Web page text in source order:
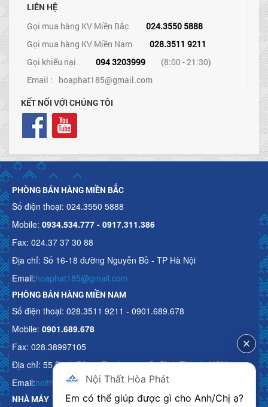
LIÊN HỆ
Gọi mua hàng KV Miền Bắc
024.3550 5888
Gọi mua hàng KV Miền Nam
028.3511 9211
Gọi khiếu nại
094 3203999
(8:00 - 21:30)
Email : hoaphat185@gmail.com
KẾT NỐI VỚI CHÚNG TÔI
PHÒNG BÁN HÀNG MIỀN BẮC
Số điện thoại: 024.3550 5888
Mobile: 0934.534.777 - 0917.311.386
Fax: 024.37 37 30 88
Địa chỉ: Số 16-18 đường Nguyễn Bồ - TP Hà Nội
Email:hoaphat185@gmail.com
PHÒNG BÁN HÀNG MIỀN NAM
Số điện thoại: 028.3511 9211 - 0901.689.678
Mobile: 0901.689.678
Fax: 028.38997105
Địa chỉ: 55 Bạch Đằng, Phường 15, Q. Bình Thạnh, HCM
Email:noithathoaphattot@gmail.com
NHÀ MÁY
Nội Thất Hòa Phát